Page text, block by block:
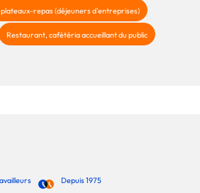
plateaux-repas (déjeuners d'entreprises)
Restaurant, cafétéria accueillant du public
Depuis 1975